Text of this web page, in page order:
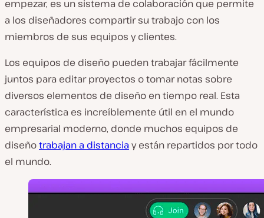
empezar, es un sistema de colaboración que permite
a los diseñadores compartir su trabajo con los
miembros de sus equipos y clientes.
Los equipos de diseño pueden trabajar fácilmente
juntos para editar proyectos o tomar notas sobre
diversos elementos de diseño en tiempo real. Esta
característica es increíblemente útil en el mundo
empresarial moderno, donde muchos equipos de
diseñotrabajan a distanciay están repartidos por todo
el mundo.